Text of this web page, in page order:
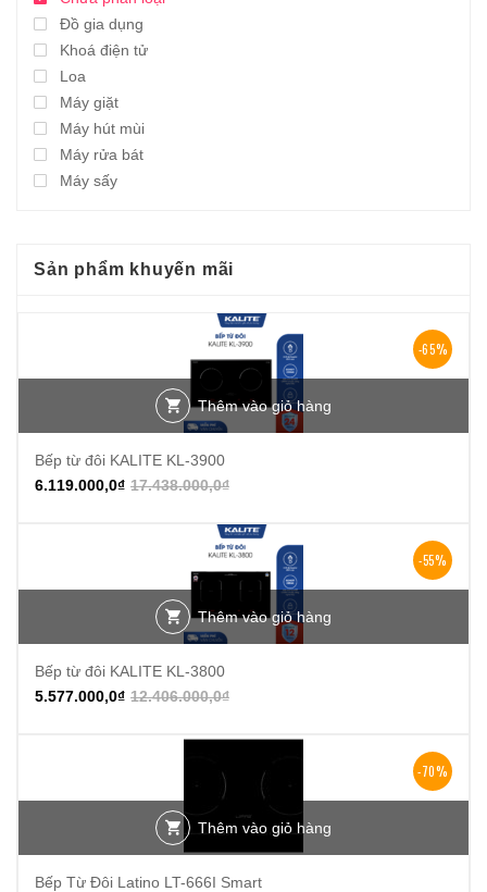
Đồ gia dụng
Khoá điện tử
Loa
Máy giặt
Máy hút mùi
Máy rửa bát
Máy sấy
Sản phẩm khuyến mãi
-65%
Thêm vào giỏ hàng
Bếp từ đôi KALITE KL-3900
17.438.000,0₫
6.119.000,0₫
-55%
Thêm vào giỏ hàng
Bếp từ đôi KALITE KL-3800
12.406.000,0₫
5.577.000,0₫
-70%
Thêm vào giỏ hàng
Bếp Từ Đôi Latino LT-666I Smart